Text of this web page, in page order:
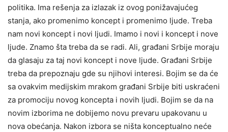
politika. Ima rešenja za izlazak iz ovog ponižavajućeg
stanja, ako promenimo koncept i promenimo ljude. Treba
nam novi koncept i novi ljudi. Imamo i novi i koncept i nove
ljude. Znamo šta treba da se radi. Ali, građani Srbije moraju
da glasaju za taj novi koncept i nove ljude. Građani Srbije
treba da prepoznaju gde su njihovi interesi. Bojim se da će
sa ovakvim medijskim mrakom građani Srbije biti uskraćeni
za promociju novog koncepta i novih ljudi. Bojim se da na
novim izborima ne dobijemo novu prevaru upakovanu u
nova obećanja. Nakon izbora se ništa konceptualno neće